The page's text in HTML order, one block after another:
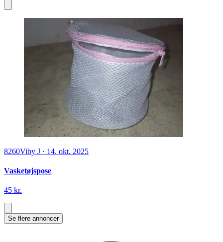
8260Viby J · 14. okt. 2025
Vasketøjspose
45 kr.
Se flere annoncer